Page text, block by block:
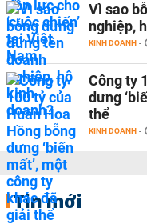
Vì sao
nghiệp,
KINH DOANH -
Công ty
dưng
thể
KINH DOANH -
Tin mới